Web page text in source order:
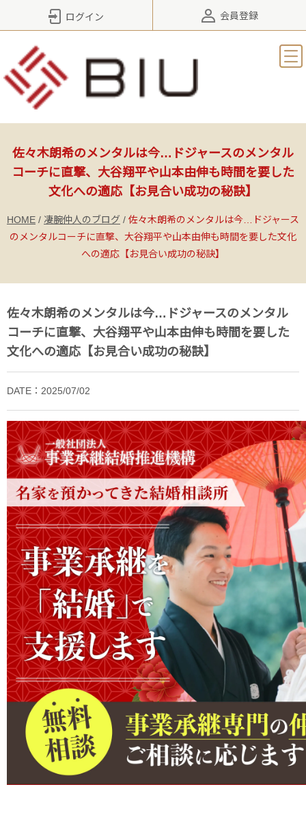
ログイン 会員登録
佐々木朗希のメンタルは今…ドジャースのメンタル
コーチに直撃、大谷翔平や山本由伸も時間を要した
文化への適応【お見合い成功の秘訣】
HOME / 凄腕仲人のブログ / 佐々木朗希のメンタルは今…ドジャース
のメンタルコーチに直撃、大谷翔平や山本由伸も時間を要した文化
への適応【お見合い成功の秘訣】
佐々木朗希のメンタルは今…ドジャースのメンタル
コーチに直撃、大谷翔平や山本由伸も時間を要した
文化への適応【お見合い成功の秘訣】
DATE：2025/07/02